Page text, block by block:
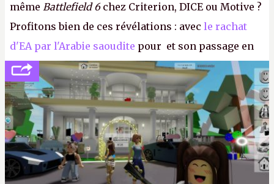
même Battlefield 6chez Criterion, DICE ou Motive ?
Profitons bien de ces révélations : avec le rachat
d'EA par l'Arabie saoudite pour et son passage en
société privée, l'éditeur n'aura bientôt plus
l'obligation de publier ses bilans. Encore une
victoire pour la transparence.P.